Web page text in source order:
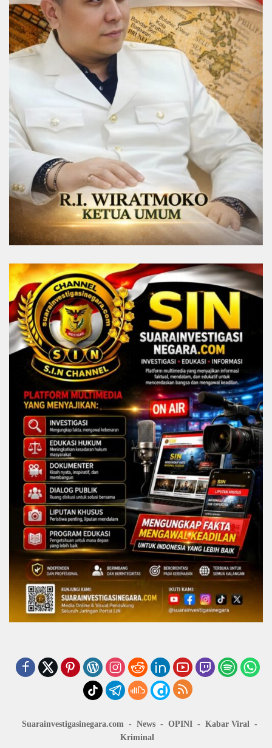
Suarainvestigasinegara.com News OPINI
Kabar Viral
Kriminal